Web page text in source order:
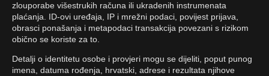
zlouporabe višestrukih računa ili ukradenih instrumenata
plaćanja. ID-ovi uređaja, IP i mrežni podaci, povijest prijava,
obrasci ponašanja i metapodaci transakcija povezani s rizikom
obično se koriste za to.
Detalji o identitetu osobe i provjeri mogu se dijeliti, poput punog
imena, datuma rođenja, hrvatski, adrese i rezultata njihove